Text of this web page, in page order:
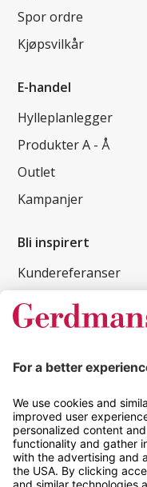
Spor ordre
Kjøpsvilkår
E-handel
Hylleplanlegger
Produkter A - Å
Outlet
Kampanjer
Bli inspirert
Kundereferanser
Magasin
Tips og guider
Kontakt
info@gerdmans.no
67 80 56 20
Åpningstid